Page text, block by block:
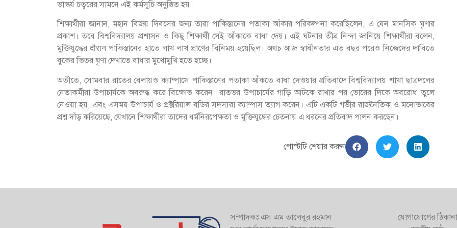
ভাস্কর্য চত্বরের সামনে এই কর্মসূচি অনুষ্ঠিত হয়।
শিক্ষার্থীরা জানান, মহান বিজয় দিবসের জন্য তারা পাকিস্তানের পতাকা আঁকার পরিকল্পনা করেছিলেন, এ যেন মানসিক ঘৃণার
প্রকাশ। তবে বিশ্ববিদ্যালয় প্রশাসন ও কিছু শিক্ষার্থী সেই আঁকাকে বাধা দেয়। এই ঘটনার তীব্র নিন্দা জানিয়ে শিক্ষার্থীরা বলেন,
মুক্তিযুদ্ধের दौरान পাকিস্তানের হাতে লাখ লাখ প্রাণের বিনিময় হয়েছিল। অথচ আজ স্বাধীনতার এত বছর পরেও নিজেদের দাবিতে
বুকের ভিতর ঘৃণা দেখাতে বাধার মুখোমুখি হতে হচ্ছে।
অতীতে, সোমবার রাতের বেলায়ও ক্যাম্পাসে পাকিস্তানের পতাকা আঁকতে বাধা দেওয়ার প্রতিবাদে বিশ্ববিদ্যালয় শাখা ছাত্রদলের
নেতাকর্মীরা উপাচার্যকে অবরুদ্ধ করে বিক্ষোভ করেন। রাতভর উপাচার্যের গাড়ি আটকে রাখার পর ভোরের দিকে অবরোধ তুলে
নেওয়া হয়, এবং এসময় উপাচার্য ও প্রক্টরিয়াল বডির সদস্যরা ক্যাম্পাস ত্যাগ করেন। এটি একটি গভীর রাজনৈতিক ও মনোভাবের
প্রশ্ন দাঁড় করিয়েছে, যেখানে শিক্ষার্থীরা তাদের ধর্মনিরপেক্ষতা ও মুক্তিযুদ্ধের চেতনায় এ ধরনের প্রতিবাদ পালন করছেন।
পোস্টটি শেয়ার করুন
সম্পাদকঃ এস এম তালেবুর রহমান
যোগাযোগের